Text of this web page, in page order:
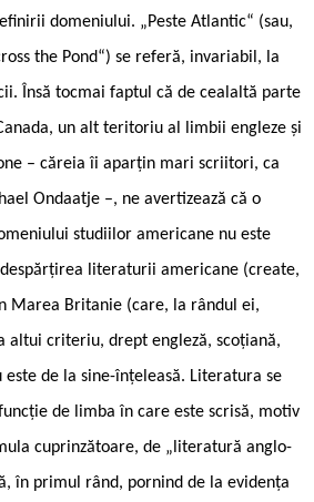
domeniului. „Peste Atlantic“ (sau,
the Pond“) se referă, invariabil, la
Însă tocmai faptul că de cealaltă parte
un alt teritoriu al limbii engleze și
– căreia îi aparțin mari scriitori, ca
Ondaatje –, ne avertizează că o
studiilor americane nu este
literaturii americane (create,
Marea Britanie (care, la rândul ei,
altui criteriu, drept engleză, scoțiană,
este de la sine-înțeleasă. Literatura se
de limba în care este scrisă, motiv
cuprinzătoare, de „literatură anglo-
în primul rând, pornind de la evidența